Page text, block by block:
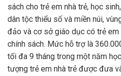
sách cho trẻ em nhà trẻ, học
dân tộc thiểu số và miền núi,
đảo và cơ sở giáo dục có trẻ em
chính sách. Mức hỗ trợ là
tối đa 9 tháng trong một năm
tượng trẻ em nhà trẻ được đưa